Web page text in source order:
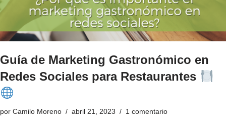
Guía de Marketing Gastronómico en
Redes Sociales para Restaurantes
por Camilo Moreno abril 21, 2023 1 comentario